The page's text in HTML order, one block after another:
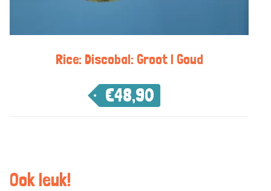
Rice: Discobal: Groot | Goud
€48,90
Ook leuk!